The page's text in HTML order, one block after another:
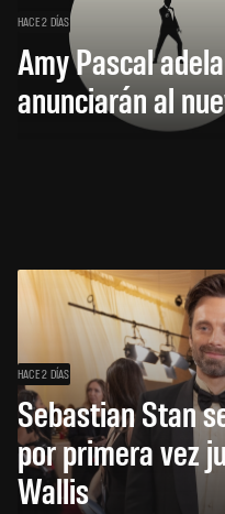
HACE 2 DÍAS
Amy Pascal
anunciarán al
HACE 2 DÍAS
Sebastian Stan
por primera vez
Wallis